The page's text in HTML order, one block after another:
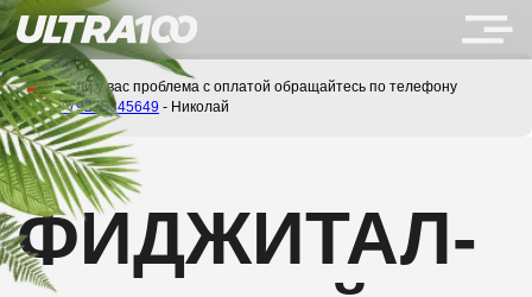
Если у вас проблема с оплатой обращайтесь по телефону
+79275345649 - Николай
ФИДЖИТАЛ-
ТРАМВАЙ